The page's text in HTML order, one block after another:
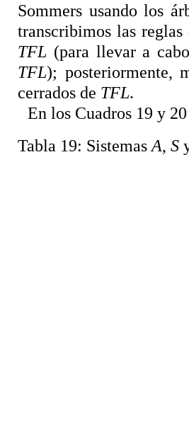
Sommers usando los
transcribimos las
TFL (para llevar a
TFL); posteriormente,
cerrados de TFL.
En los Cuadros 19 y
Tabla 19: Sistemas A, S